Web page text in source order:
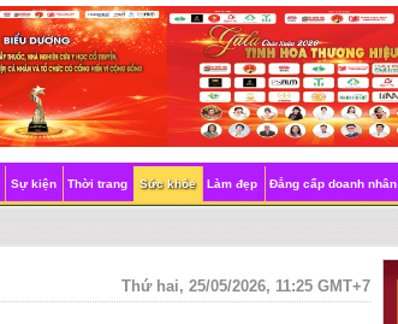
Sự kiện Thời trang Sức khỏe Làm đẹp Đẳng cấp doanh nhân
Thứ hai, 25/05/2026, 11:25 GMT+7